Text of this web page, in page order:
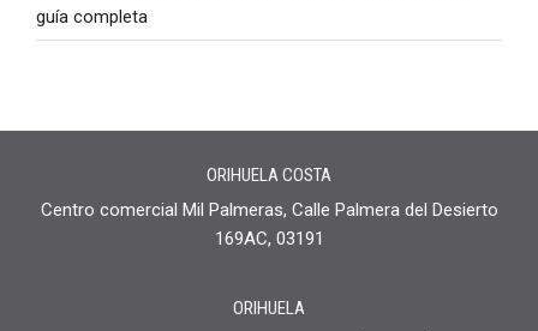
guía completa
ORIHUELA COSTA
Centro comercial Mil Palmeras, Calle Palmera del Desierto
169AC, 03191
ORIHUELA